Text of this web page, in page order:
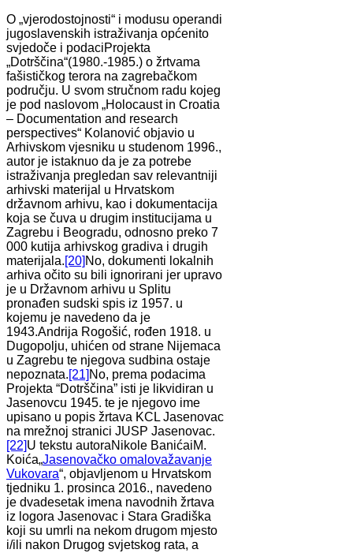
O „vjerodostojnosti“ i modusu operandi
jugoslavenskih istraživanja općenito
svjedoče i podaciProjekta
„Dotrščina“(1980.-1985.) o žrtvama
fašističkog terora na zagrebačkom
području. U svom stručnom radu kojeg
je pod naslovom „Holocaust in Croatia
– Documentation and research
perspectives“ Kolanović objavio u
Arhivskom vjesniku u studenom 1996.,
autor je istaknuo da je za potrebe
istraživanja pregledan sav relevantniji
arhivski materijal u Hrvatskom
državnom arhivu, kao i dokumentacija
koja se čuva u drugim institucijama u
Zagrebu i Beogradu, odnosno preko 7
000 kutija arhivskog gradiva i drugih
materijala.[20] No, dokumenti lokalnih
arhiva očito su bili ignorirani jer upravo
je u Državnom arhivu u Splitu
pronađen sudski spis iz 1957. u
kojemu je navedeno da je
1943.Andrija Rogošić, rođen 1918. u
Dugopolju, uhićen od strane Nijemaca
u Zagrebu te njegova sudbina ostaje
nepoznata.[21] No, prema podacima
Projekta “Dotrščina” isti je likvidiran u
Jasenovcu 1945. te je njegovo ime
upisano u popis žrtava KCL Jasenovac
na mrežnoj stranici JUSP Jasenovac.
[22]U tekstu autoraNikole BanićaiM.
Koića„Jasenovačko omalovažavanje
Vukovara“, objavljenom u Hrvatskom
tjedniku 1. prosinca 2016., navedeno
je dvadesetak imena navodnih žrtava
iz logora Jasenovac i Stara Gradiška
koji su umrli na nekom drugom mjesto
i/ili nakon Drugog svjetskog rata, a